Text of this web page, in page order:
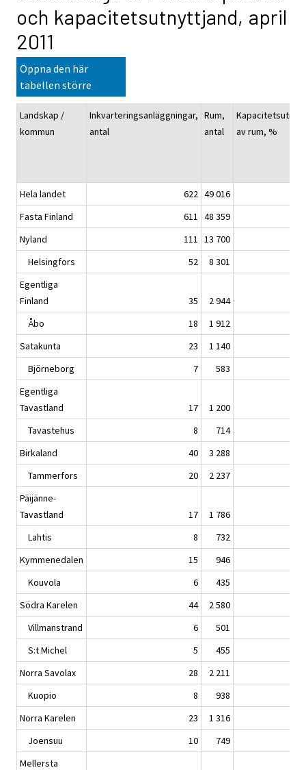
och kapacitetsutnyttjand, april
2011
Öppna den här
tabellen större
Landskap /
kommun
Inkvarteringsanläggningar,
antal
Rum,
antal
av rum, %
Hela landet 622 49 016
Fasta Finland
611 48 359
Nyland
111 13 700
Helsingfors
52
8 301
Egentliga
Finland
35
2 944
Åbo
18
1 912
Satakunta
23
1 140
Björneborg
7
583
Egentliga
Tavastland
17
1 200
Tavastehus
8
714
Birkaland
40
3 288
Tammerfors
20
2 237
Päijänne-
Tavastland
17
1 786
Lahtis
8
732
Kymmenedalen
15
946
Kouvola
6
435
Södra Karelen
44
2 580
Villmanstrand
6
501
S:t Michel
5
455
Norra Savolax
28
2 211
Kuopio
8
938
Norra Karelen
23
1 316
Joensuu
10
749
Mellersta